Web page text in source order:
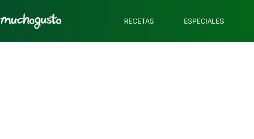
RECETAS ESPECIALES